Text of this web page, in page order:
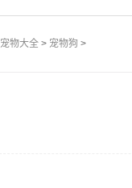
宠物大全 > 宠物狗 >